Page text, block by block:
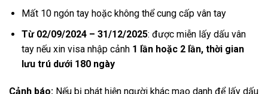
Mất 10 ngón tay hoặc không thể cung cấp vân tay
Từ 02/09/2024 – 31/12/2025: được miễn lấy dấu vân
tay nếu xin visa nhập cảnh 1 lần hoặc 2 lần, thời gian
lưu trú dưới 180 ngày
Cảnh báo: Nếu bị phát hiện người khác mạo danh để lấy dấu